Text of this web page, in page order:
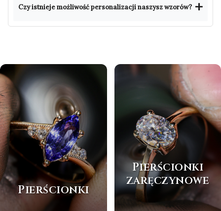
Czy istnieje możliwość personalizacji naszysz wzorów?
Pierścionki
Pierścionki
zaręczynowe